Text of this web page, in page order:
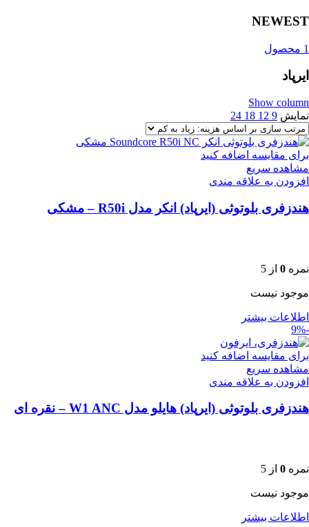
NEWEST
1 محصول
ایرپاد
Show column
نمایش 9
12
18
24
برای مقایسه اضافه کنید
مشاهده سریع
افزودن به علاقه مندی
هندزفری بلوتوثی (ایرپاد) انکر مدل R50i – مشکی
نمره 0 از 5
موجود نیست
اطلاعات بیشتر
-9%
برای مقایسه اضافه کنید
مشاهده سریع
افزودن به علاقه مندی
هندزفری بلوتوثی (ایرپاد) هایلو مدل W1 ANC – نقره ای
نمره 0 از 5
موجود نیست
اطلاعات بیشتر